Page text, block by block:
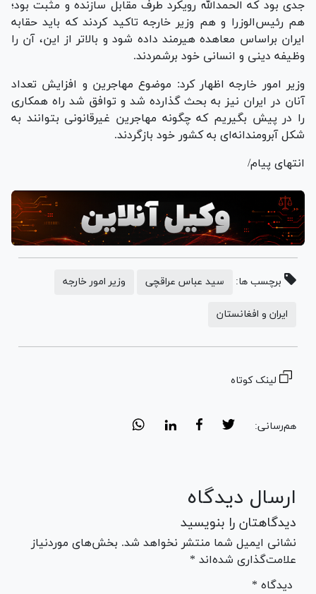
جدی بود که الحمدالله رویکرد طرف مقابل سازنده و مثبت بود؛
هم رئیس‌الوزرا و هم وزیر خارجه تاکید کردند که باید حقابه
ایران براساس معاهده هیرمند داده شود و بالاتر از این، آن را
وظیفه دینی و انسانی خود برشمردند.
وزیر امور خارجه اظهار کرد: موضوع مهاجرین و افزایش تعداد
آنان در ایران نیز به بحث گذارده شد و توافق شد راه همکاری
را در پیش بگیریم که چگونه مهاجرین غیرقانونی بتوانند به
شکل آبرومندانه‌ای به کشور خود بازگردند.
انتهای پیام/
برچسب ها: سید عباس عراقچی وزیر امور خارجه
ایران و افغانستان
لینک کوتاه
هم‌رسانی:
ارسال دیدگاه
دیدگاهتان را بنویسید
نشانی ایمیل شما منتشر نخواهد شد. بخش‌های موردنیاز
علامت‌گذاری شده‌اند *
* دیدگاه